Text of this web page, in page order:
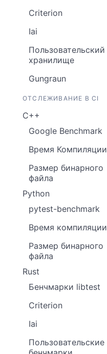
Criterion
Iai
Пользовательский
хранилище
Gungraun
ОТСЛЕЖИВАНИЕ В CI
C++
Google Benchmark
Время Компиляции
Размер бинарного
файла
Python
pytest-benchmark
Время компиляции
Размер бинарного
файла
Rust
Бенчмарки libtest
Criterion
Iai
Пользовательские